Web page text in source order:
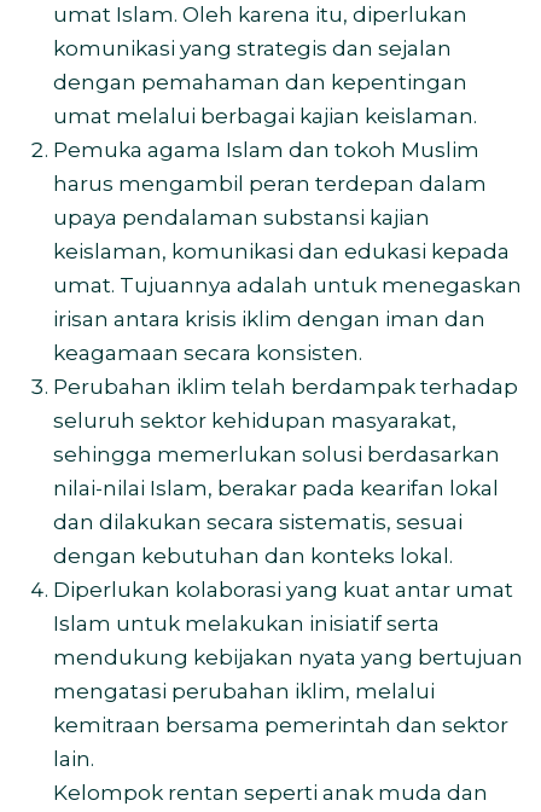
umat Islam. Oleh karena itu, diperlukan
komunikasi yang strategis dan sejalan
dengan pemahaman dan kepentingan
umat melalui berbagai kajian keislaman.
Pemuka agama Islam dan tokoh Muslim
harus mengambil peran terdepan dalam
upaya pendalaman substansi kajian
keislaman, komunikasi dan edukasi kepada
umat. Tujuannya adalah untuk menegaskan
irisan antara krisis iklim dengan iman dan
keagamaan secara konsisten.
Perubahan iklim telah berdampak terhadap
seluruh sektor kehidupan masyarakat,
sehingga memerlukan solusi berdasarkan
nilai-nilai Islam, berakar pada kearifan lokal
dan dilakukan secara sistematis, sesuai
dengan kebutuhan dan konteks lokal.
Diperlukan kolaborasi yang kuat antar umat
Islam untuk melakukan inisiatif serta
mendukung kebijakan nyata yang bertujuan
mengatasi perubahan iklim, melalui
kemitraan bersama pemerintah dan sektor
lain.
Kelompok rentan seperti anak muda dan